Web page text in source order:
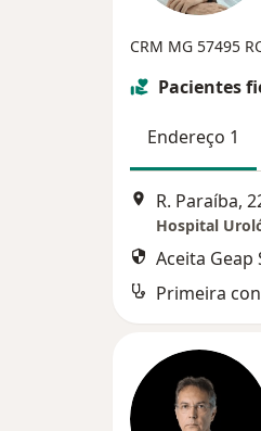
CRM MG 57495
Pacientes
Endereço 1
R. Paraíba,
Hospital
Aceita Geap
Primeira